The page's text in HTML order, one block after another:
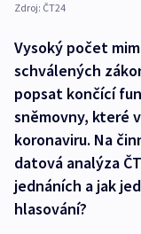
Zdroj: ČT24
Vysoký počet
schválených
popsat končící
sněmovny, které
koronaviru. Na
datová analýza
jednáních a jak
hlasování?